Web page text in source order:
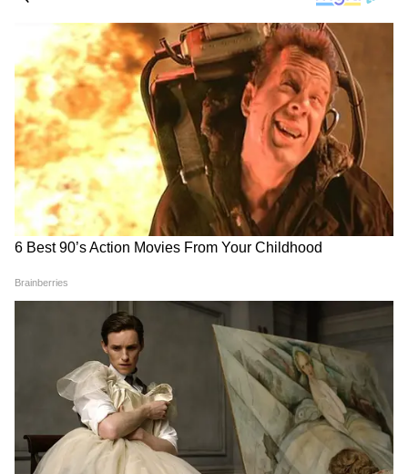
DOWNLOAD APP
News (राष्ट्रीय समाचार) and breaking Hindi News
headlines from India on Asianet News Hindi.